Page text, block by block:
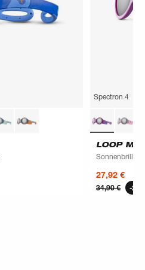
Spectron 4
LOOP M
Sonnenbrille
27,92 €
34,90 € -